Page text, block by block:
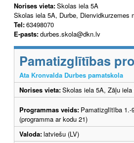
Norises vieta:Skolas iela 5A
Skolas iela 5A, Durbe, Dienvidkurzemes
Tel:63498070
E-pasts:durbes.skola@dkn.lv
Pamatizglītības
Ata Kronvalda Durbes pamatskola
Norises vieta:Skolas iela 5A, Zāļu iela
Programmas veids: Pamatizglītība 1.-
(programma ar kodu 21)
Valoda:latviešu (LV)